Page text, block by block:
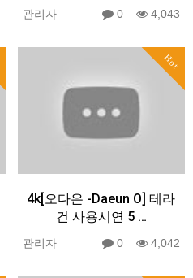
관리자 0 4,043
Hot
4k[오다은 -Daeun O] 테라
건 사용시연 5 …
관리자 0 4,042